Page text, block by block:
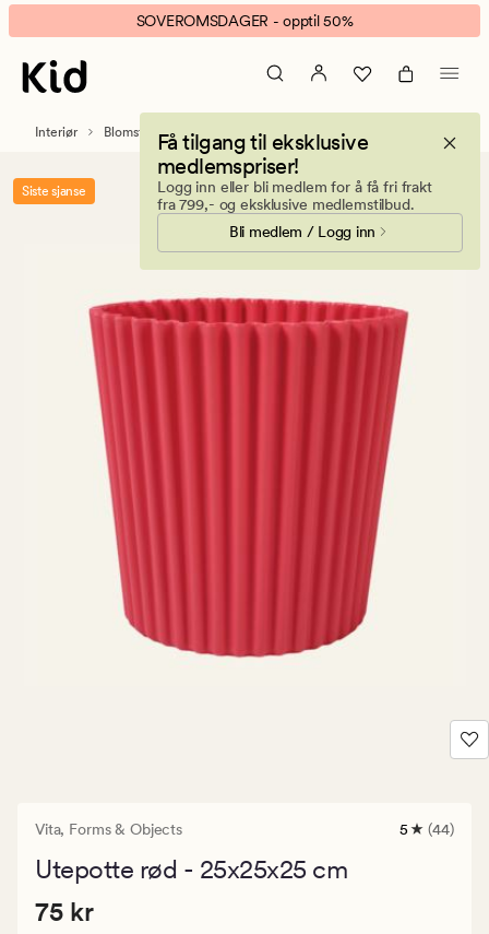
Vita
utepotte
rød
banner.
Klikk
ESCAPE
pause.
SOVEROMSDAGER - opptil 50%
Få tilgang til eksklusive
medlemspriser!
Logg inn eller bli medlem for å få fri frakt
fra 799,- og eksklusive medlemstilbud.
Bli medlem / Logg inn
Interiør Blomsterpotter Utepotter og krukker
Siste sjanse
Vita, Forms & Objects
44
5 (44)
Utepotte rød - 25x25x25 cm
Pris
Pris 75 kr
75 kr